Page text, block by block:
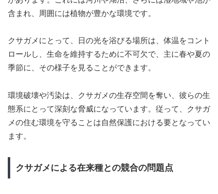
含まれ、周囲には植物が豊かな環境です。
クサガメにとって、日の光を浴びる場所は、体温をコント
ロールし、生命を維持するために不可欠で、主に春や夏の
季節に、その様子を見ることができます。
環境破壊や汚染は、クサガメの生存空間を奪い、彼らの生
態系にとって深刻な脅威になっています。従って、クサガ
メの住む環境を守ることは自然保護における要となってい
ます。
クサガメによる在来種との競合の問題点